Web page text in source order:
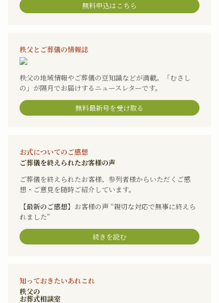
無料申込はこちら
秩父とご葬儀の情報誌
秩父の地域情報やご葬儀の豆知識などが満載。「むさし
の」が隔月でお届けするニュースレターです。
無料最新号を受け取る
お式についてのご感想
ご葬儀を終えられたお客様の声
ご葬儀を終えられたお客様、参列者様からいただくご感
想・ご意見を随時ご紹介しています。
【最新のご感想】 お客様の声 “親切な対応で無事に終えら
れました”
続きを読む
知っておきたいあれこれ
秩父の
お葬式相談室